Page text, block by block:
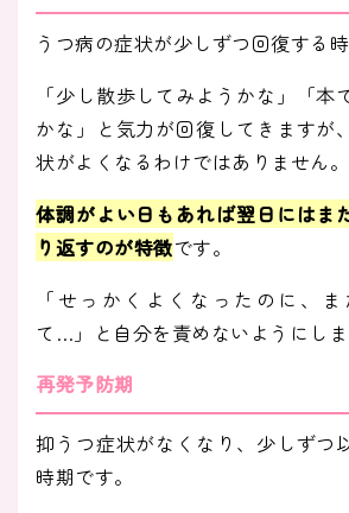
うつ病の症状が少しずつ回復する時
「少し散歩してみようかな」「本
かな」と気力が回復してきますが
状がよくなるわけではありません。
体調がよい日もあれば翌日にはま
り返すのが特徴です。
「せっかくよくなったのに、
て…」と自分を責めないようにしま
再発予防期
抑うつ症状がなくなり、少しずつ
時期です。